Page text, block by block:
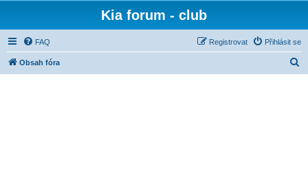
Kia forum - club
FAQ Přihlásit se
Registrovat
Obsah fóra